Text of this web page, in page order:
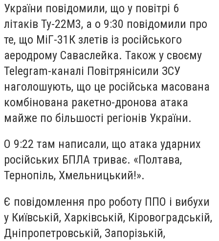
України повідомили, що у повітрі 6
літаків Ту-22М3, а о 9:30 повідомили про
те, що МіГ-31К злетів із російського
аеродрому Саваслейка. Також у своєму
Telegram-каналі Повітрянісили ЗСУ
наголошують, що це російська масована
комбінована ракетно-дронова атака
майже по більшості регіонів України.
О 9:22 там написали, що атака ударних
російських БПЛА триває. «Полтава,
Тернопіль, Хмельницький!».
Є повідомлення про роботу ППО і вибухи
у Київській, Харківській, Кіровоградській,
Дніпропетровській, Запорізькій,